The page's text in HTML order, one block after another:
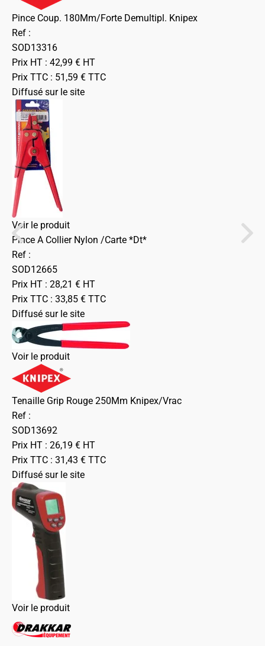
Pince Coup. 180Mm/Forte Demultipl. Knipex
Ref :
SOD13316
Prix HT : 42,99 € HT
Prix TTC : 51,59 € TTC
Diffusé sur le site
Voir le produit
Pince A Collier Nylon /Carte *Dt*
Ref :
SOD12665
Prix HT : 28,21 € HT
Prix TTC : 33,85 € TTC
Diffusé sur le site
Voir le produit
Tenaille Grip Rouge 250Mm Knipex/Vrac
Ref :
SOD13692
Prix HT : 26,19 € HT
Prix TTC : 31,43 € TTC
Diffusé sur le site
Voir le produit